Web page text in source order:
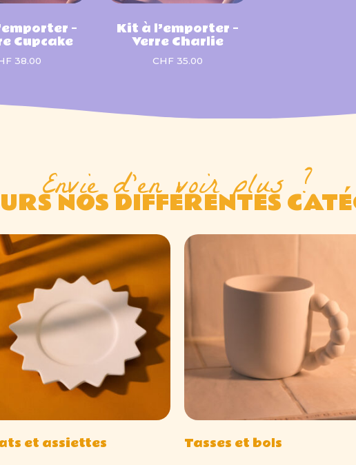
–
Cupcake
38.00
Kit à l’emporter –
Verre Charlie
CHF35.00
Envie d'en voir plus ?
NOS DIFFÉRENTES
et assiettes Tasses et bols